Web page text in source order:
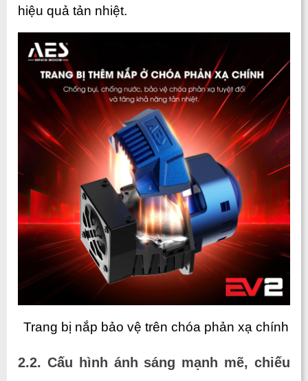
hiệu quả tản nhiệt.
Trang bị nắp bảo vệ trên chóa phản xạ chính
2.2. Cấu hình ánh sáng mạnh mẽ, chiếu